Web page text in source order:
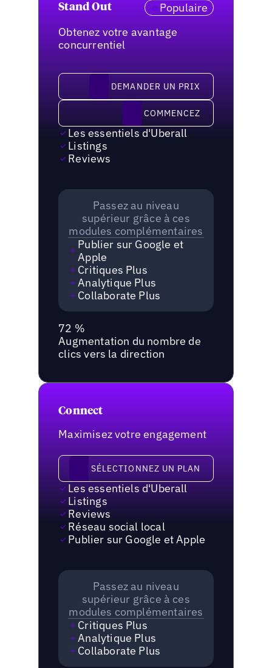
Stand Out
Populaire
Obtenez votre avantage
concurrentiel
demander un prixDEMANDER UN PRIX
Commencez COMMENCEZ
Les essentiels d'Uberall
Listings
Reviews
Passez au niveau
supérieur grâce à ces
modules complémentaires
Publier sur Google et
Apple
Critiques Plus
Analytique Plus
Collaborate Plus
72 %
Augmentation du nombre de
clics vers la direction
Connect
Maximisez votre engagement
Sélectionnez un plan
SÉLECTIONNEZ UN PLAN
Les essentiels d'Uberall
Listings
Reviews
Réseau social local
Publier sur Google et Apple
Passez au niveau
supérieur grâce à ces
modules complémentaires
Critiques Plus
Analytique Plus
Collaborate Plus